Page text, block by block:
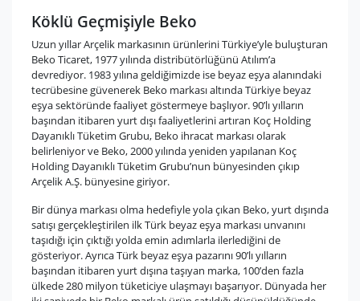
Köklü Geçmişiyle Beko
Uzun yıllar Arçelik markasının ürünlerini Türkiye’yle buluşturan
Beko Ticaret, 1977 yılında distribütörlüğünü Atılım’a
devrediyor. 1983 yılına geldiğimizde ise beyaz eşya alanındaki
tecrübesine güvenerek Beko markası altında Türkiye beyaz
eşya sektöründe faaliyet göstermeye başlıyor. 90’lı yılların
başından itibaren yurt dışı faaliyetlerini artıran Koç Holding
Dayanıklı Tüketim Grubu, Beko ihracat markası olarak
belirleniyor ve Beko, 2000 yılında yeniden yapılanan Koç
Holding Dayanıklı Tüketim Grubu’nun bünyesinden çıkıp
Arçelik A.Ş. bünyesine giriyor.
Bir dünya markası olma hedefiyle yola çıkan Beko, yurt dışında
satışı gerçekleştirilen ilk Türk beyaz eşya markası unvanını
taşıdığı için çıktığı yolda emin adımlarla ilerlediğini de
gösteriyor. Ayrıca Türk beyaz eşya pazarını 90’lı yılların
başından itibaren yurt dışına taşıyan marka, 100’den fazla
ülkede 280 milyon tüketiciye ulaşmayı başarıyor. Dünyada her